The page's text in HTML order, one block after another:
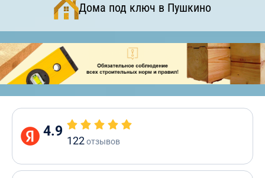
Дома под ключ в Пушкино
4.9
122отзывов